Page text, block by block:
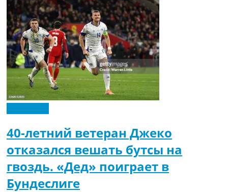
40-летний ветеран Джеко
отказался вешать бутсы на
гвоздь. «Дед» поиграет в
Бундеслиге